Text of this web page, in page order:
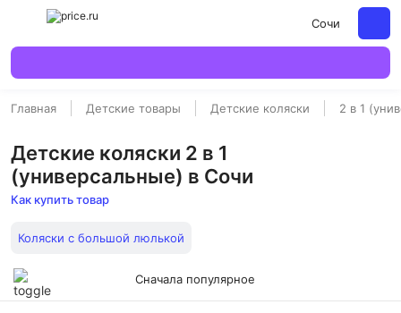
Сочи
Главная Детские товары Детские коляски 2 в 1
Детские коляски 2 в 1
(универсальные) в Сочи
Как купить товар
Коляски с большой люлькой
Сначала популярное